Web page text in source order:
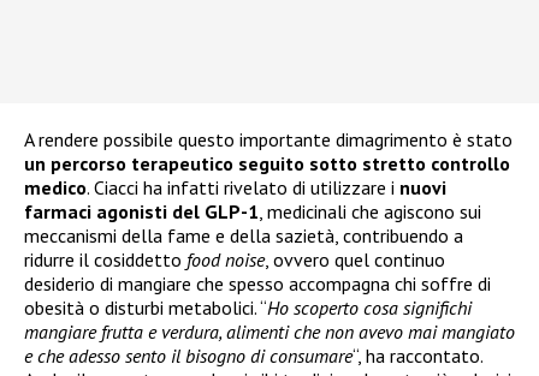
A rendere possibile questo importante dimagrimento è stato
un percorso terapeutico seguito sotto stretto controllo
medico. Ciacci ha infatti rivelato di utilizzare i nuovi
farmaci agonisti del GLP-1, medicinali che agiscono sui
meccanismi della fame e della sazietà, contribuendo a
ridurre il cosiddetto food noise, ovvero quel continuo
desiderio di mangiare che spesso accompagna chi soffre di
obesità o disturbi metabolici. “Ho scoperto cosa significhi
mangiare frutta e verdura, alimenti che non avevo mai mangiato
e che adesso sento il bisogno di consumare“, ha raccontato.